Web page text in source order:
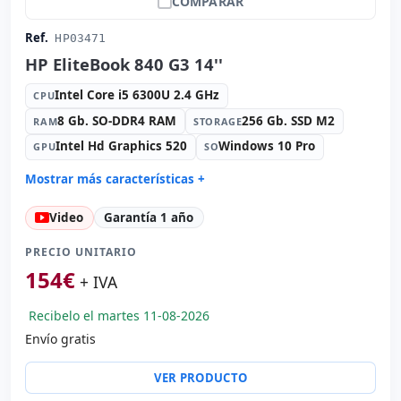
Ref. HP03471
HP EliteBook 840 G3 14''
CPUIntel Core i5 6300U 2.4 GHz
RAM8 Gb. SO-DDR4 RAM STORAGE256 Gb. SSD M2
GPUIntel Hd Graphics 520 SOWindows 10 Pro
Mostrar más características +
Connectivity: RJ-45 · WIFI · Bluetooth
Sonido: High Definition Audio
Red: Intel Ethernet Connection I219-LM
Puertos:
2x USB 3.0 · USB-C
Puertos de vídeo: VGA · Display Port
Multimedia:
Específico portátil: Idioma teclado Español
Embalaje hR
Video Garantía 1 año
PRECIO UNITARIO
154€ + IVA
Recibelo el martes 11-08-2026
Envío gratis
VER PRODUCTO